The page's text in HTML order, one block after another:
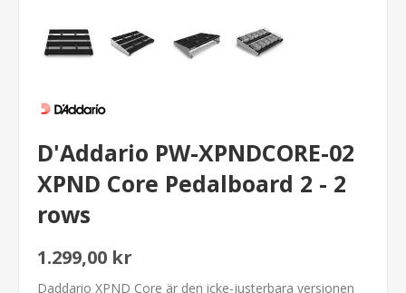
D'Addario PW-XPNDCORE-02
XPND Core Pedalboard 2 - 2
rows
1.299,00 kr
Daddario XPND Core är den icke-justerbara versionen